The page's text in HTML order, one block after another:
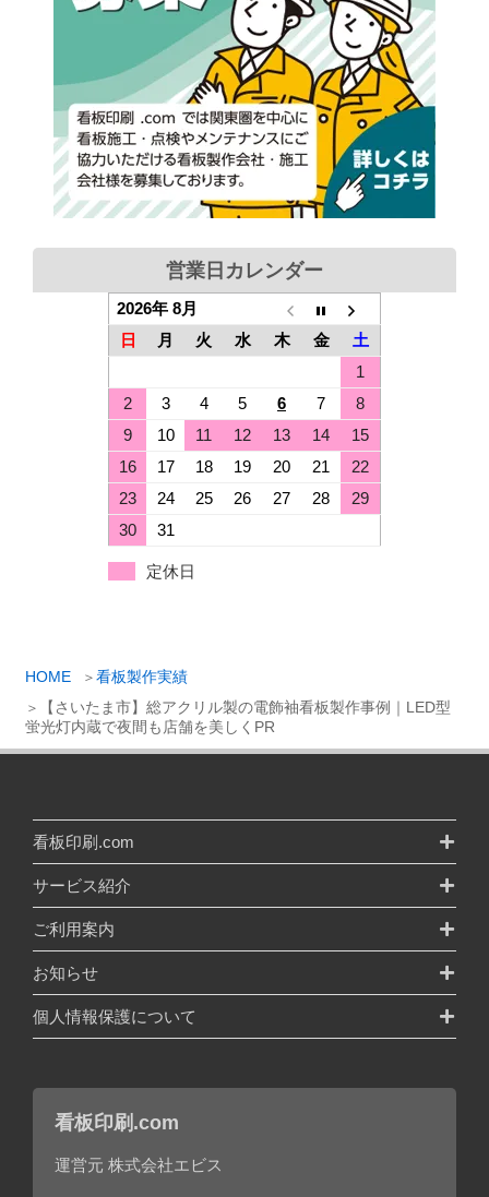
HOME
看板製作実績
【さいたま市】総アクリル製の電飾袖看板製作事例｜LED型
蛍光灯内蔵で夜間も店舗を美しくPR
営業日カレンダー
2026年 8月
日
月 火 水 木 金
土
1
2
3 4 5 6 7
8
9
10 11 12 13 14
15
16
17 18 19 20 21
22
23
24 25 26 27 28
29
30
31
定休日
看板印刷.com
サービス紹介
ご利用案内
お知らせ
個人情報保護について
看板印刷.com
運営元 株式会社エビス